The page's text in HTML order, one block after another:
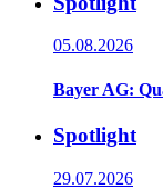
05.08.2026
Bayer AG:
Spotlight
29.07.2026